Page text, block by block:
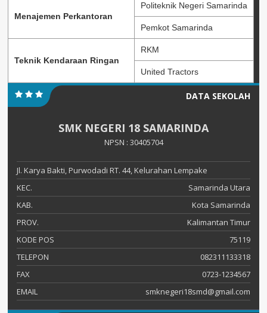
Menajemen Perkantoran
Politeknik Negeri Samarinda
Pemkot Samarinda
Teknik Kendaraan Ringan
RKM
United Tractors
DATA SEKOLAH
SMK NEGERI 18 SAMARINDA
NPSN : 30405704
Jl. Karya Bakti, Purwodadi RT. 44, Kelurahan Lempake
KEC.
Samarinda Utara
KAB.
Kota Samarinda
PROV.
Kalimantan Timur
KODE POS
75119
TELEPON
082311133318
FAX
0723-1234567
EMAIL
smknegeri18smd@gmail.com